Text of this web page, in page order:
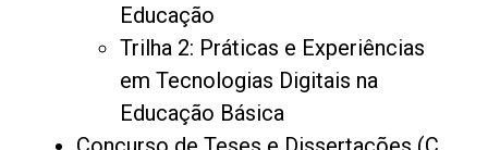
Educação
Trilha 2: Práticas e Experiências
em Tecnologias Digitais na
Educação Básica